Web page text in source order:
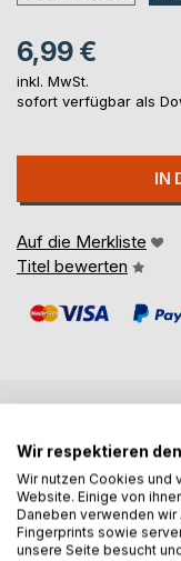
6,99 €
inkl. MwSt.
sofort verfügbar als
IN
Auf die Merkliste
Titel bewerten
Heute weitgehend
Europas, eine
Buch wirft einen
Wir respektieren
Wir nutzen Cookies und
Website. Einige von
Daneben verwenden
Fingerprints sowie
unsere Seite besucht